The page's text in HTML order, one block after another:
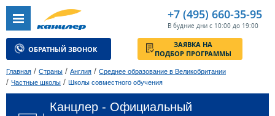
+7 (495) 660-35-95
В будние дни с 10:00 до 19:00
ОБРАТНЫЙ ЗВОНОК
ЗАЯВКА НА
ПОДБОР ПРОГРАММЫ
Главная / Страны / Англия / Среднее образование в Великобритании
/ Частные школы / Школы совместного обучения
Канцлер - Официальный